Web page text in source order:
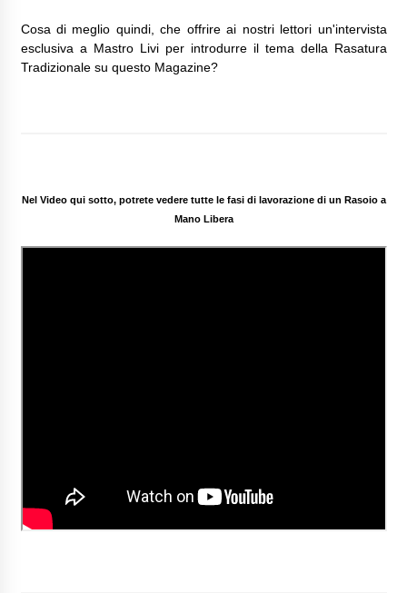
Cosa di meglio quindi, che offrire ai nostri lettori un'intervista
esclusiva a Mastro Livi per introdurre il tema della Rasatura
Tradizionale su questo Magazine?
Nel Video qui sotto, potrete vedere tutte le fasi di lavorazione di un Rasoio a
Mano Libera